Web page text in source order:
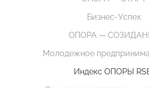
Бизнес-Успех
ОПОРА —
Молодежное
Индекс ОПОРЫ